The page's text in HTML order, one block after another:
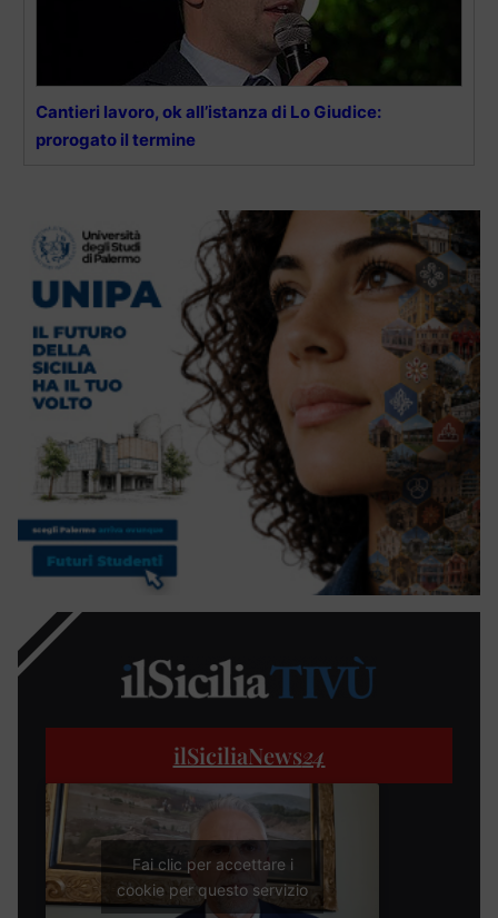
Cantieri lavoro, ok all’istanza di Lo Giudice:
prorogato il termine
ilSiciliaNews24
Fai clic per accettare i
cookie per questo servizio